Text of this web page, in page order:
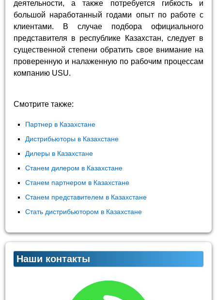
деятельности, а также потребуется гибкость и
большой наработанный годами опыт по работе с
клиентами. В случае подбора официального
представителя в республике Казахстан, следует в
существенной степени обратить свое внимание на
проверенную и налаженную по рабочим процессам
компанию USU.
Смотрите также:
Партнер в Казахстане
Дистрибьюторы в Казахстане
Дилеры в Казахстане
Станем дилером в Казахстане
Станем партнером в Казахстане
Станем представителем в Казахстане
Стать дистрибьютором в Казахстане
Наши контакты